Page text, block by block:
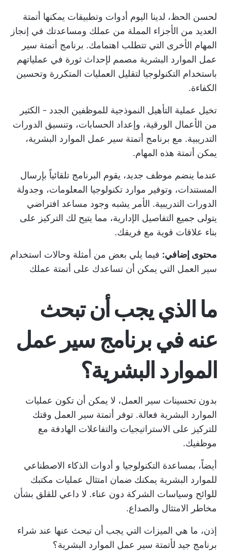
لحسن الحظ، لدينا اليوم أدوات وتطبيقات يمكنها أتمتة
العديد من الأجزاء المملة من عملك ومساعدتك في إنجاز
المهام الأخرى التي تتطلب اهتمامك. برنامج أتمتة سير
عمل الموارد البشرية مصمم لإحداث ثورة في عملياتهم
باستخدام التكنولوجيا لتقليل العمليات المتكررة وتحسين
الكفاءة.
تخيل عملية التأهيل النموذجية للموظفين الجدد - الكثير
من الأعمال الورقية، وإعداد الحسابات، وتنسيق الدورات
التدريبية. مع برنامج أتمتة سير عمل الموارد البشرية،
يمكن أتمتة هذه المهام.
عندما ينضم موظف جديد، يقوم البرنامج تلقائياً بإرسال
المستندات، وتوفير موارد تكنولوجيا المعلومات، وجدولة
الدورات التدريبية. الأمر يشبه وجود مساعد افتراضي
يتولى جميع التفاصيل الإدارية، مما يتيح لك التركيز على
بناء علاقات قوية مع فريقك.
محتوى إضافي: فيما يلي بعض من أمثلة وحالات استخدام
سير العمل التي يمكن أن تساعدك على أتمتة عملك
ما الذي يجب أن تبحث
عنه في برنامج سير عمل
الموارد البشرية؟
بدون تحسينات سير العمل، لا يمكن أن تكون عمليات
الموارد البشرية فعالة. توفر أتمتة سير العمل وقتك
للتركيز على الاستراتيجيات والتفاعلات الهادفة مع
موظفيك.
أيضاً، بمساعدة التكنولوجيا و أدوات الذكاء الاصطناعي
للموارد البشرية يمكنك ضمان امتثال عمليات مكتبك
للوائح وسياسات الشركة دون عناء. لا داعي للقلق بشأن
مخاطر الامتثال والصداع.
إذن، ما هي الميزات التي يجب أن تبحث عنها عند شراء
برنامج جيد لأتمتة سير عمل الموارد البشرية؟